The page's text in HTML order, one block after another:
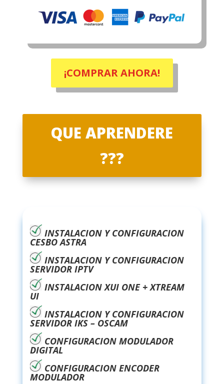
¡COMPRAR AHORA!
QUE APRENDERE
???
INSTALACION Y CONFIGURACION
CESBO ASTRA
INSTALACION Y CONFIGURACION
SERVIDOR IPTV
INSTALACION XUI ONE + XTREAM
UI
INSTALACION Y CONFIGURACION
SERVIDOR IKS – OSCAM
CONFIGURACION MODULADOR
DIGITAL
CONFIGURACION ENCODER
MODULADOR